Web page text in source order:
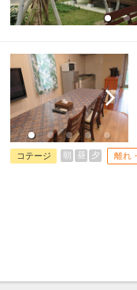
コテージ 朝 昼 夕 離れ